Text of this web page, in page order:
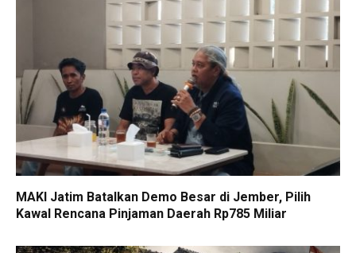
MAKI Jatim Batalkan Demo Besar di Jember, Pilih
Kawal Rencana Pinjaman Daerah Rp785 Miliar